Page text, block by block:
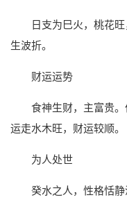
日支为巳火，桃花
生波折。
财运运势
食神生财，主富贵
运走水木旺，财运较顺。
为人处世
癸水之人，性格恬